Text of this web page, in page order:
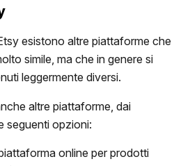
esistono altre piattaforme che
simile, ma che in genere si
leggermente diversi.
altre piattaforme, dai
seguenti opzioni:
online per prodotti